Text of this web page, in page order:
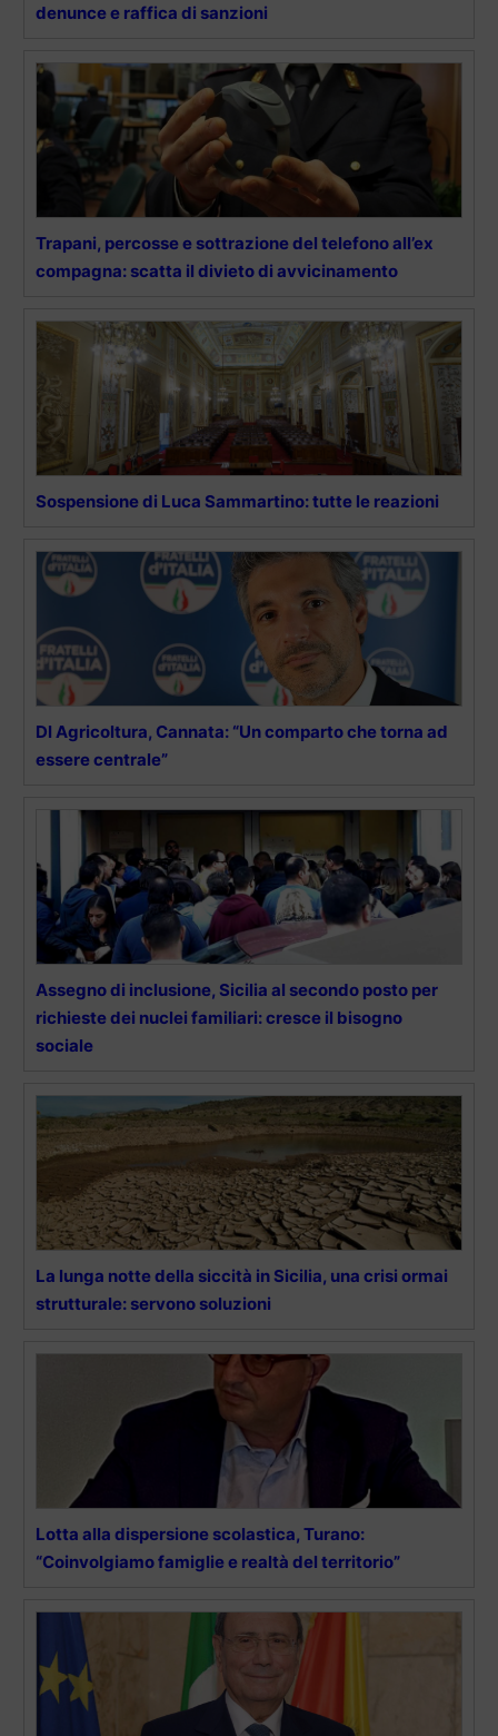
denunce e raffica di sanzioni
Trapani, percosse e sottrazione del telefono all’ex
compagna: scatta il divieto di avvicinamento
Sospensione di Luca Sammartino: tutte le reazioni
Dl Agricoltura, Cannata: “Un comparto che torna ad
essere centrale”
Assegno di inclusione, Sicilia al secondo posto per
richieste dei nuclei familiari: cresce il bisogno
sociale
La lunga notte della siccità in Sicilia, una crisi ormai
strutturale: servono soluzioni
Lotta alla dispersione scolastica, Turano:
“Coinvolgiamo famiglie e realtà del territorio”